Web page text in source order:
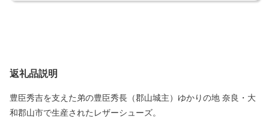
返礼品説明
豊臣秀吉を支えた弟の豊臣秀長（郡山城主）ゆかりの地 奈良・大
和郡山市で生産されたレザーシューズ。